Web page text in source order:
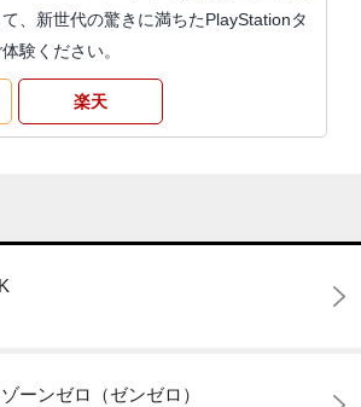
、新世代の驚きに満ちたPlayStationタ
験ください。
楽天
ーンゼロ（ゼンゼロ）